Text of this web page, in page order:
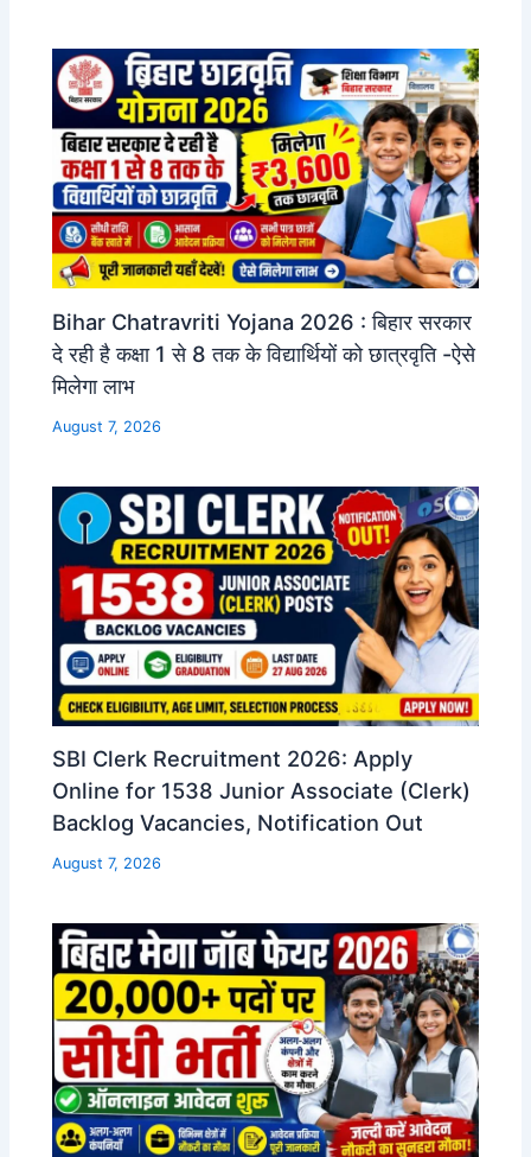
Bihar Chatravriti Yojana 2026 : बिहार सरकार
दे रही है कक्षा 1 से 8 तक के विद्यार्थियों को छात्रवृति -ऐसे
मिलेगा लाभ
August 7, 2026
SBI Clerk Recruitment 2026: Apply
Online for 1538 Junior Associate (Clerk)
Backlog Vacancies, Notification Out
August 7, 2026